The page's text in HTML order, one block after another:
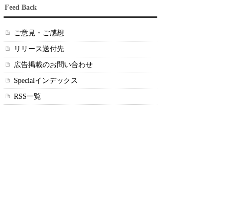
Feed Back
ご意見・ご感想
リリース送付先
広告掲載のお問い合わせ
Specialインデックス
RSS一覧